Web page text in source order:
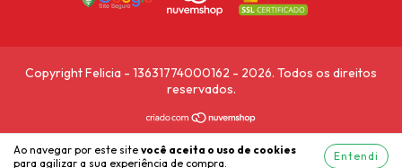
Ao navegar por este site você aceita o uso de cookies
para agilizar a sua experiência de compra.
Entendi
Copyright Felicia - 13631774000162 - 2026. Todos os direitos
reservados.